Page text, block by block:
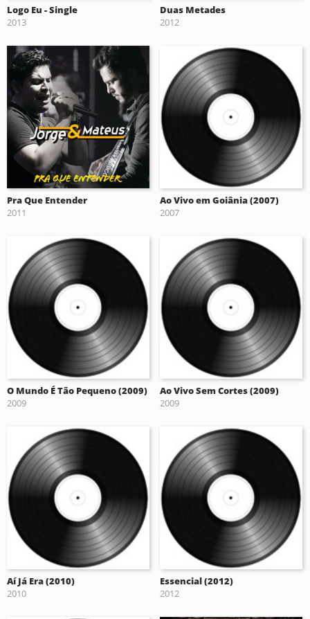
Logo Eu - Single
2013
Duas Metades
2012
Pra Que Entender
2011
Ao Vivo em Goiânia (2007)
2007
O Mundo É Tão Pequeno (2009)
2009
Ao Vivo Sem Cortes (2009)
2009
Aí Já Era (2010)
2010
Essencial (2012)
2012